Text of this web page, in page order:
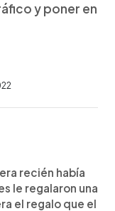
y poner en
recién había
le regalaron una
el regalo que el